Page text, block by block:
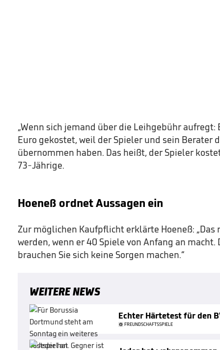
„Wenn sich jemand über die Leihgebühr
Euro gekostet, weil der Spieler und sein Berater
übernommen haben. Das heißt, der Spieler
73-Jährige.
Hoeneß ordnet Aussagen ein
Zur möglichen Kaufpflicht erklärte Hoeneß:
werden, wenn er 40 Spiele von Anfang an macht.
brauchen Sie sich keine Sorgen machen.“
WEITERE NEWS
Echter Härtetest für den
FREUNDSCHAFTSSPIELE